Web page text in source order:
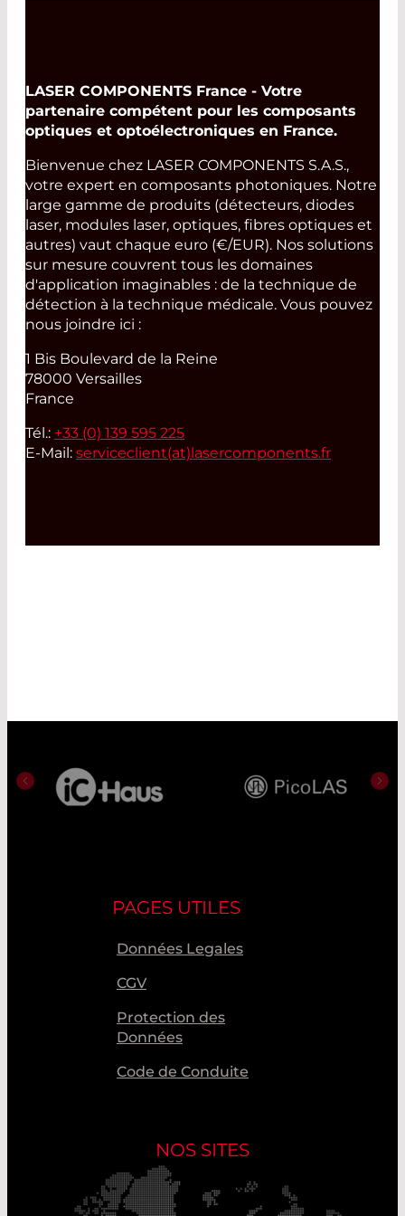
Read More
LASER COMPONENTS France - Votre
partenaire compétent pour les composants
optiques et optoélectroniques en France.
Bienvenue chez LASER COMPONENTS S.A.S.,
votre expert en composants photoniques. Notre
large gamme de produits (détecteurs, diodes
laser, modules laser, optiques, fibres optiques et
autres) vaut chaque euro (€/EUR). Nos solutions
sur mesure couvrent tous les domaines
d'application imaginables : de la technique de
détection à la technique médicale. Vous pouvez
nous joindre ici :
1 Bis Boulevard de la Reine
78000 Versailles
France
Tél.: +33 (0) 139 595 225
E-Mail: serviceclient(at) lasercomponents.fr
PAGES UTILES
Données Legales
CGV
Protection des
Données
Code de Conduite
NOS SITES